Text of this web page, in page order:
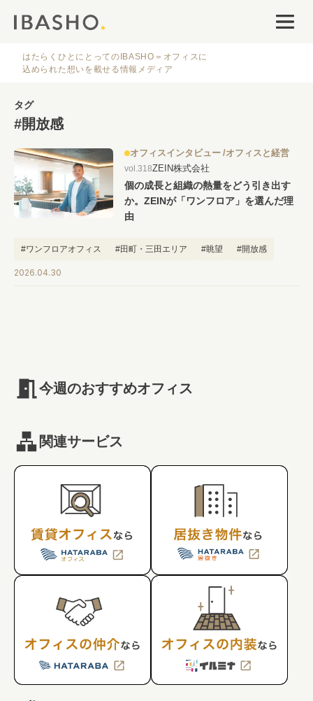
ファシリティナレッジ
IBASHOについて
人気のタグ
はたらくひとにとってのIBASHO＝オフィスに
込められた想いを載せる情報メディア
タグ
#開放感
オフィスインタビュー オフィスと経営
vol.318ZEIN株式会社
個の成長と組織の熱量をどう引き出す
か。ZEINが「ワンフロア」を選んだ理
由
#ワンフロアオフィス #田町・三田エリア #眺望 #開放感
2026.04.30
今週のおすすめオフィス
関連サービス